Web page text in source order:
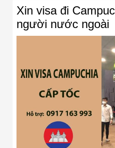
Menu
Xin visa đi
người nước ngoài